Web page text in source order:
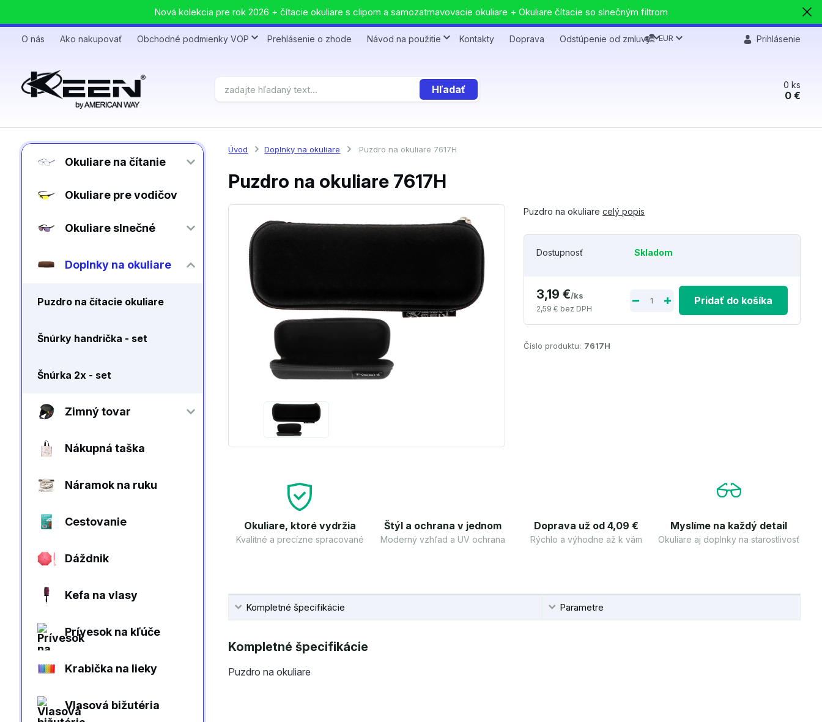
Nová kolekcia pre rok 2026 + čítacie okuliare s clipom a samozatmavovacie okuliare + Okuliare čítacie so slnečným filtrom
O nás Ako nakupovať Obchodné podmienky VOP Prehlásenie o zhode Návod na použitie Kontakty Doprava Odstúpenie od zmluvy EUR Prihlásenie
Hľadať 0 ks
0 €
Okuliare na čítanie
Okuliare pre vodičov
Okuliare slnečné
Doplnky na okuliare
Puzdro na čítacie okuliare
Šnúrky handrička - set
Šnúrka 2x - set
Zimný tovar
Nákupná taška
Náramok na ruku
Cestovanie
Dáždnik
Kefa na vlasy
Prívesok na kľúče
Krabička na lieky
Vlasová bižutéria
Úvod Doplnky na okuliare Puzdro na okuliare 7617H
Puzdro na okuliare 7617H
Puzdro na okuliarecelý popis
Dostupnosť Skladom
3,19 €/ks
2,59 € bez DPH
Pridať do košíka
Číslo produktu: 7617H
Okuliare, ktoré vydržia
Kvalitné a precízne spracované
Štýl a ochrana v jednom
Moderný vzhľad a UV ochrana
Doprava už od 4,09 €
Rýchlo a výhodne až k vám
Myslíme na každý detail
Okuliare aj doplnky na starostlivosť
Kompletné špecifikácie Parametre
Kompletné špecifikácie
Puzdro na okuliare